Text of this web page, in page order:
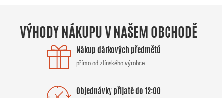
VÝHODY NÁKUPU V NAŠEM OBCHODĚ
Nákup dárkových předmětů
přímo od zlínského výrobce
Objednávky přijaté do 12:00